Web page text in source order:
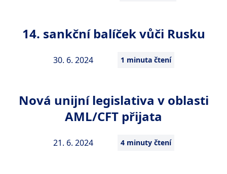
30. 6. 2024 1 minuta čtení
14. sankční balíček vůči Rusku
21. 6. 2024 4 minuty čtení
Nová unijní legislativa v oblasti
AML/CFT přijata